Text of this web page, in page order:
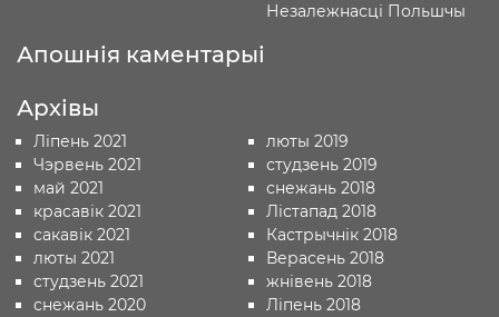
Незалежнасці Польшчы
Апошнія каментарыі
Архівы
Ліпень 2021
Чэрвень 2021
май 2021
красавік 2021
сакавік 2021
люты 2021
студзень 2021
снежань 2020
люты 2019
студзень 2019
снежань 2018
Лістапад 2018
Кастрычнік 2018
Верасень 2018
жнівень 2018
Ліпень 2018